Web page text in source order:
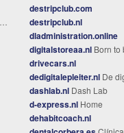
destripclub.com
destripclub.nl
dladministration.online
digitalstoreaa.nl Born to
drivecars.nl
dedigitalepleiter.nl De
dashlab.nl Dash Lab
d-express.nl Home
dehabitcoach.nl